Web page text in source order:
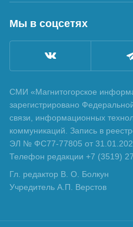
Мы в соцсетях
СМИ «Магнитогорское
зарегистрировано
связи, информационных
коммуникаций. Запись в
ЭЛ № ФС77-77805 от
Телефон редакции +7 (3519)
Гл. редактор В. О. Болкун
Учредитель А.П. Верстов